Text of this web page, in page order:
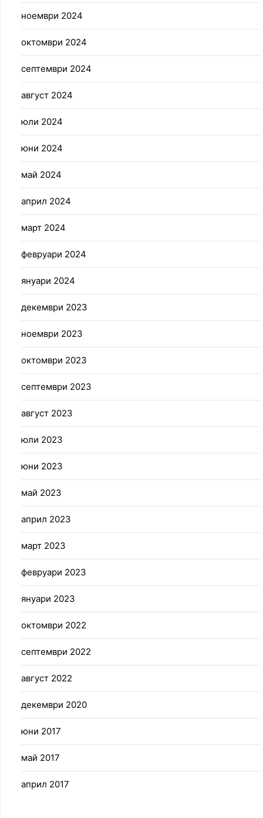
ноември 2024
октомври 2024
септември 2024
август 2024
юли 2024
юни 2024
май 2024
април 2024
март 2024
февруари 2024
януари 2024
декември 2023
ноември 2023
октомври 2023
септември 2023
август 2023
юли 2023
юни 2023
май 2023
април 2023
март 2023
февруари 2023
януари 2023
октомври 2022
септември 2022
август 2022
декември 2020
юни 2017
май 2017
април 2017